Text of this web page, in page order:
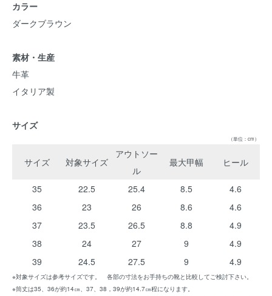
カラー
ダークブラウン
素材・生産
牛革
イタリア製
サイズ
（単位：cm）
サイズ 対象サイズ
アウトソー
ル
最大甲幅 ヒール
35 22.5 25.4 8.5
4.6
36
23 26 8.6
4.6
37
23.5 26.5 8.8
4.9
38
24 27 9
4.9
39
24.5 27.5 9 4.9
※対象サイズは参考サイズです。 各部の寸法をお手持ちの靴と比較してご検討下さい。
※筒丈は35、36が約14㎝、37、38，39が約14.7㎝程になります。